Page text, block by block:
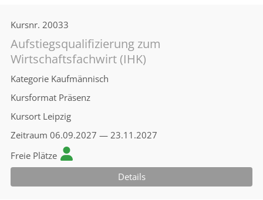
Kursnr. 20033
Aufstiegsqualifizierung zum
Wirtschaftsfachwirt (IHK)
Kategorie Kaufmännisch
Kursformat Präsenz
Kursort Leipzig
Zeitraum 06.09.2027 — 23.11.2027
Freie Plätze
Details